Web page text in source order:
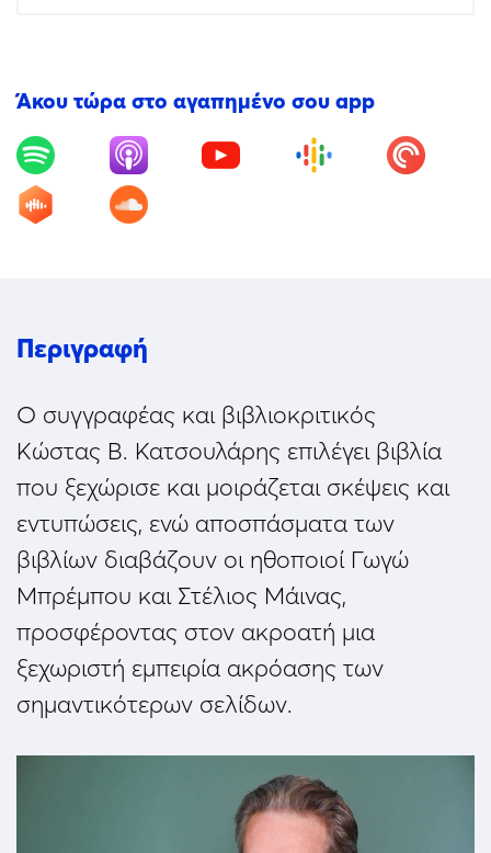
Άκου τώρα στο αγαπημένο σου app
Περιγραφή
Ο συγγραφέας και βιβλιοκριτικός
Κώστας Β. Κατσουλάρης επιλέγει βιβλία
που ξεχώρισε και μοιράζεται σκέψεις και
εντυπώσεις, ενώ αποσπάσματα των
βιβλίων διαβάζουν οι ηθοποιοί Γωγώ
Μπρέμπου και Στέλιος Μάινας,
προσφέροντας στον ακροατή μια
ξεχωριστή εμπειρία ακρόασης των
σημαντικότερων σελίδων.